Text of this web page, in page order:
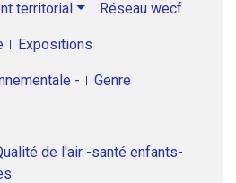
territorial Réseau wecf
Expositions
- Genre
de l'air -santé enfants-